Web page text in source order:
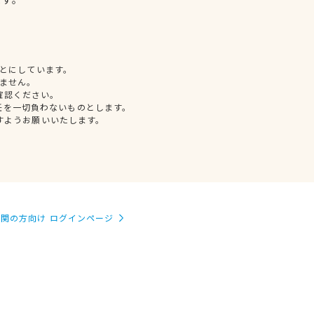
しています。
せん。
ください。
一切負わないものとします。
うお願いいたします。
の方向け ログインページ